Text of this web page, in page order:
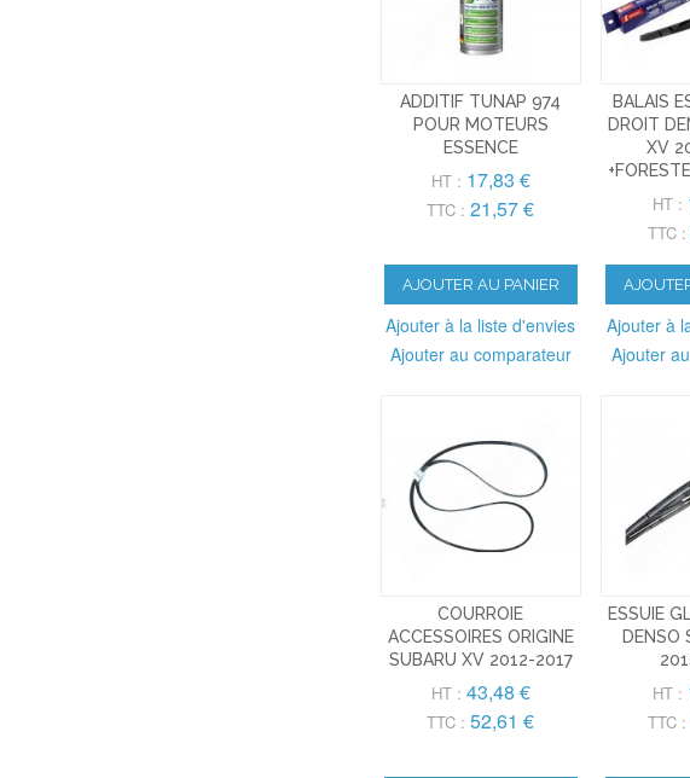
ADDITIF TUNAP 974
POUR MOTEURS
ESSENCE
HT : 17,83 €
TTC : 21,57 €
AJOUTER AU PANIER
Ajouter à la liste d'envies
Ajouter au comparateur
BALAIS
DROIT
XV
HT :
TTC :
Ajouter à
Ajouter
COURROIE
ACCESSOIRES ORIGINE
SUBARU XV 2012-2017
HT : 43,48 €
TTC : 52,61 €
ESSUIE
DENSO
HT :
TTC :